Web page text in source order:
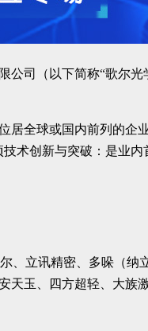
司（以下简称“歌尔
全球或国内前列的企
术创新与突破：是业内
、立讯精密、多哚（纳
玉、四方超轻、大族